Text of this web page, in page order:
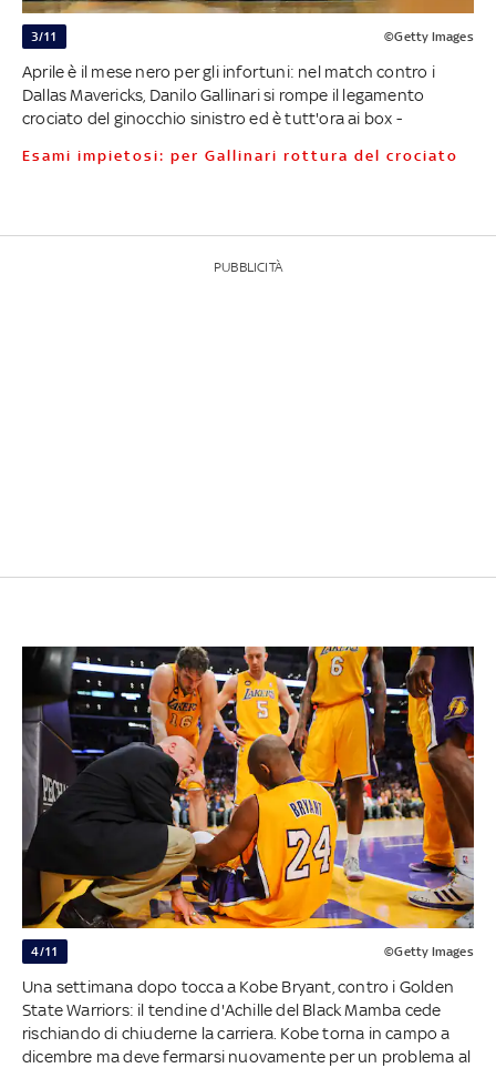
3/11 ©Getty Images
Aprile è il mese nero per gli infortuni: nel match contro i
Dallas Mavericks, Danilo Gallinari si rompe il legamento
crociato del ginocchio sinistro ed è tutt'ora ai box -
Esami impietosi: per Gallinari rottura del crociato
PUBBLICITÀ
4/11 ©Getty Images
Una settimana dopo tocca a Kobe Bryant, contro i Golden
State Warriors: il tendine d'Achille del Black Mamba cede
rischiando di chiuderne la carriera. Kobe torna in campo a
dicembre ma deve fermarsi nuovamente per un problema al